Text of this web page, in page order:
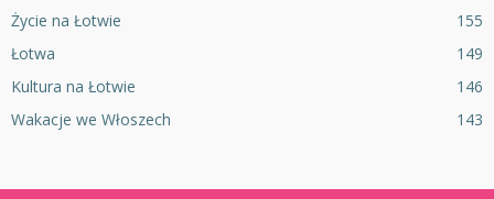
Życie na Łotwie
155
Łotwa
149
Kultura na Łotwie
146
Wakacje we Włoszech
143